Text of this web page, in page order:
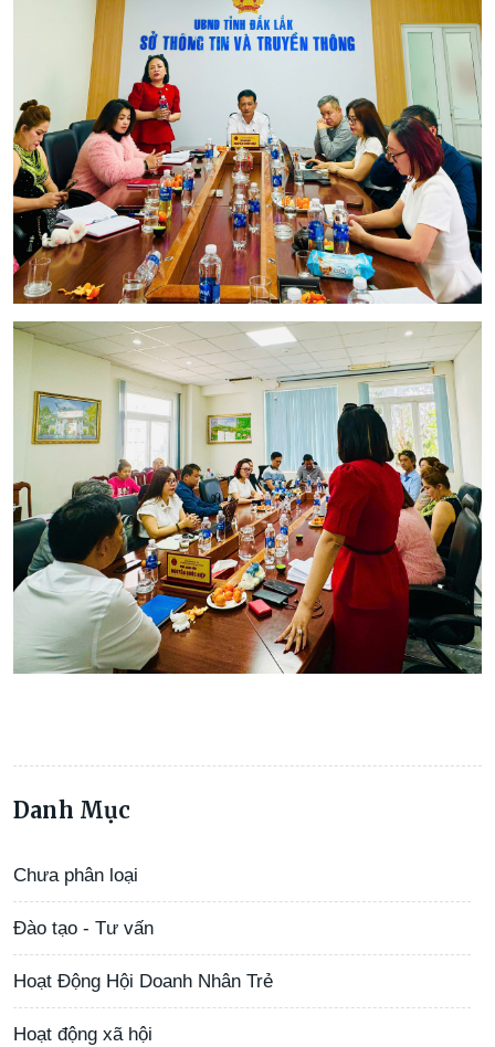
Danh Mục
Chưa phân loại
Đào tạo - Tư vấn
Hoạt Động Hội Doanh Nhân Trẻ
Hoạt động xã hội